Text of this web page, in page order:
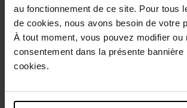
au fonctionnement de ce site. Pour tous
de cookies, nous avons besoin de votre
À tout moment, vous pouvez modifier ou
consentement dans la présente bannière
cookies.
Retour gratuit dans votre magasin